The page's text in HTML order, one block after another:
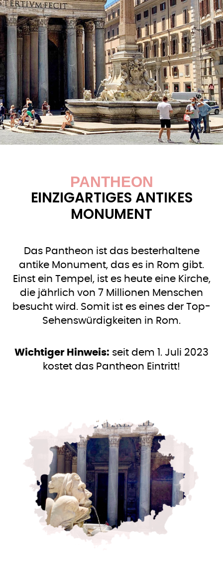
PANTHEON
EINZIGARTIGES ANTIKES
MONUMENT
Das Pantheon ist das besterhaltene
antike Monument, das es in Rom gibt.
Einst ein Tempel, ist es heute eine Kirche,
die jährlich von 7 Millionen Menschen
besucht wird. Somit ist es eines der Top-
Sehenswürdigkeiten in Rom.
Wichtiger Hinweis: seit dem 1. Juli 2023
kostet das Pantheon Eintritt!